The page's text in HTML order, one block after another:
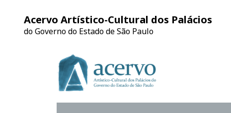
Acervo Artístico-Cultural dos Palácios
do Governo do Estado de São Paulo